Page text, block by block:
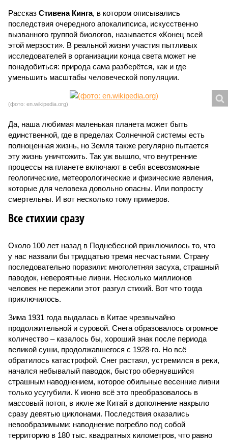
Рассказ Стивена Кинга, в котором описывались
последствия очередного апокалипсиса, искусственно
вызванного группой биологов, называется «Конец всей
этой мерзости». В реальной жизни участия пытливых
исследователей в организации конца света может не
понадобиться: природа сама разберётся, как и где
уменьшить масштабы человеческой популяции.
(фото: en.wikipedia.org)
Да, наша любимая маленькая планета может быть
единственной, где в пределах Солнечной системы есть
полноценная жизнь, но Земля также регулярно пытается
эту жизнь уничтожить. Так уж вышло, что внутренние
процессы на планете включают в себя всевозможные
геологические, метеорологические и физические явления,
которые для человека довольно опасны. Или попросту
смертельны. И вот несколько тому примеров.
Все стихии сразу
Около 100 лет назад в Поднебесной приключилось то, что
у нас назвали бы тридцатью тремя несчастьями. Страну
последовательно поразили: многолетняя засуха, страшный
паводок, невероятные ливни. Несколько миллионов
человек не пережили этот разгул стихий. Вот что тогда
приключилось.
Зима 1931 года выдалась в Китае чрезвычайно
продолжительной и суровой. Снега образовалось огромное
количество – казалось бы, хороший знак после периода
великой суши, продолжавшегося с 1928-го. Но всё
обратилось катастрофой. Снег растаял, устремился в реки,
начался небывалый паводок, быстро обернувшийся
страшным наводнением, которое обильные весенние ливни
только усугубили. К июню всё это преобразовалось в
массовый потоп, в июле же Китай в дополнение накрыло
сразу девятью циклонами. Последствия оказались
невообразимыми: наводнение погребло под собой
территорию в 180 тыс. квадратных километров, что равно